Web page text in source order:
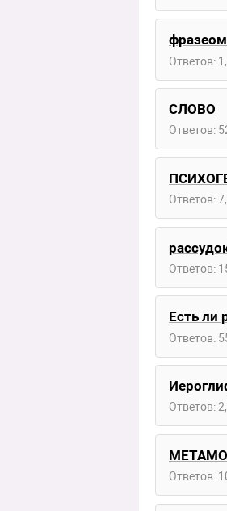
Ответов:
СЛОВО
Ответов:
Ответов:
Ответов:
Есть ли
Ответов:
Ответов:
Ответов: